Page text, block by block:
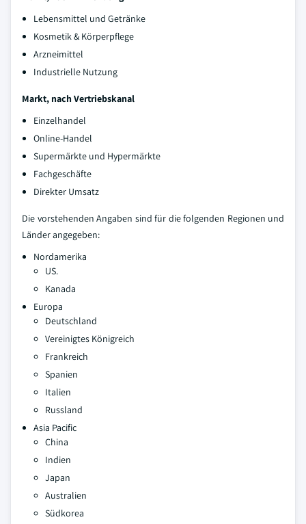
Lebensmittel und Getränke
Kosmetik & Körperpflege
Arzneimittel
Industrielle Nutzung
Markt, nach Vertriebskanal
Einzelhandel
Online-Handel
Supermärkte und Hypermärkte
Fachgeschäfte
Direkter Umsatz
Die vorstehenden Angaben sind für die folgenden Regionen und
Länder angegeben:
Nordamerika
US.
Kanada
Europa
Deutschland
Vereinigtes Königreich
Frankreich
Spanien
Italien
Russland
Asia Pacific
China
Indien
Japan
Australien
Südkorea